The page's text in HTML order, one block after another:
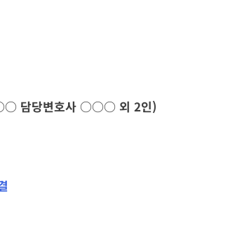
담당변호사 ○○○ 외 2인)